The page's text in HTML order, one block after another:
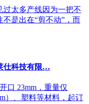
过太多产线因为一把不
是出在“剪不动”，而
仕科技有限…
口 23mm，重量仅
）、塑料等材料，起订